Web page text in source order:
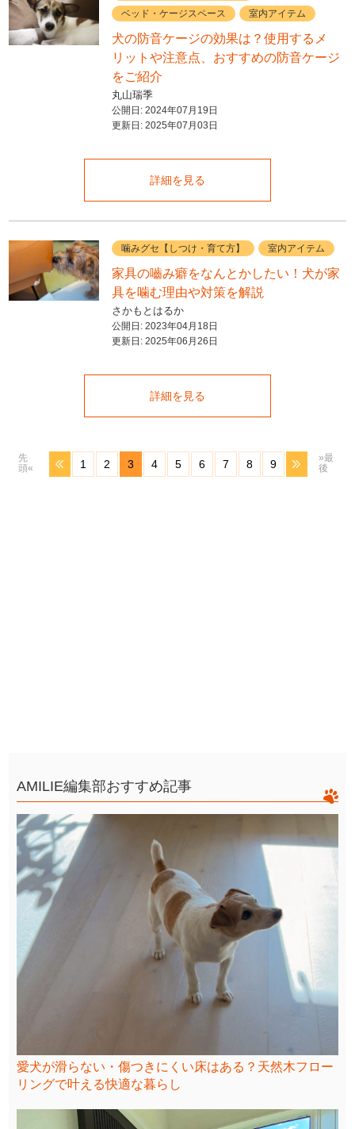
ベッド・ケージスペース
室内アイテム
犬の防音ケージの効果は？使用するメ
リットや注意点、おすすめの防音ケージ
をご紹介
丸山瑞季
公開日: 2024年07月19日
更新日: 2025年07月03日
詳細を見る
噛みグセ【しつけ・育て方】 室内アイテム
家具の嚙み癖をなんとかしたい！犬が家
具を噛む理由や対策を解説
さかもとはるか
公開日: 2023年04月18日
更新日: 2025年06月26日
詳細を見る
先
頭«
1 2 3 4 5 6 7 8 9
»最
後
AMILIE編集部おすすめ記事
愛犬が滑らない・傷つきにくい床はある？天然木フロー
リングで叶える快適な暮らし